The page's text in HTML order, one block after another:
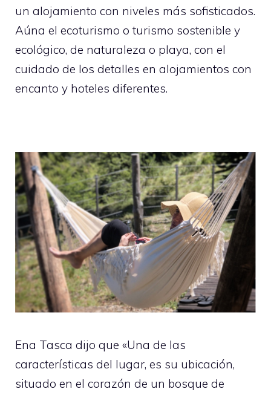
un alojamiento con niveles más sofisticados.
Aúna el ecoturismo o turismo sostenible y
ecológico, de naturaleza o playa, con el
cuidado de los detalles en alojamientos con
encanto y hoteles diferentes.
Ena Tasca dijo que «Una de las
características del lugar, es su ubicación,
situado en el corazón de un bosque de